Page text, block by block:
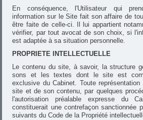
En conséquence, l'Utilisateur qui
information sur le Site fait son affaire de
être faite de celle-ci. Il lui appartient
vérifier, par tout avocat de son choix, si
est adaptée à sa situation personnelle.
PROPRIETE INTELLECTUELLE
Le contenu du site, à savoir, la structure
sons et les textes dont le site est
exclusive du Cabinet. Toute
site et de son contenu, par quelques
l'autorisation préalable expresse du
constituerait une contrefaçon sanctionnée
suivants du Code de la Propriété